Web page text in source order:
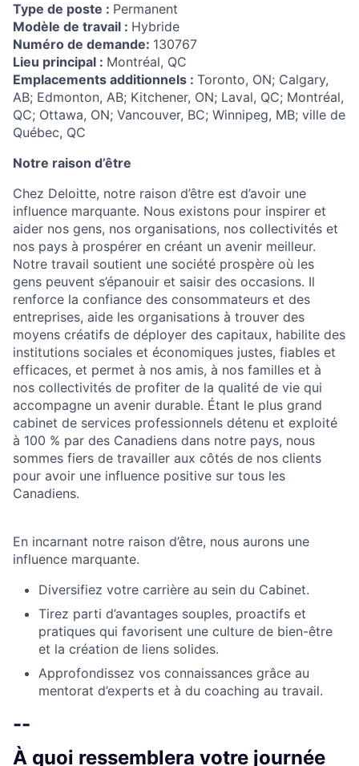
Type de poste : Permanent
Modèle de travail : Hybride
Numéro de demande: 130767
Lieu principal : Montréal, QC
Emplacements additionnels : Toronto, ON; Calgary,
AB; Edmonton, AB; Kitchener, ON; Laval, QC; Montréal,
QC; Ottawa, ON; Vancouver, BC; Winnipeg, MB; ville de
Québec, QC
Notre raison d’être
Chez Deloitte, notre raison d’être est d’avoir une
influence marquante. Nous existons pour inspirer et
aider nos gens, nos organisations, nos collectivités et
nos pays à prospérer en créant un avenir meilleur.
Notre travail soutient une société prospère où les
gens peuvent s’épanouir et saisir des occasions. Il
renforce la confiance des consommateurs et des
entreprises, aide les organisations à trouver des
moyens créatifs de déployer des capitaux, habilite des
institutions sociales et économiques justes, fiables et
efficaces, et permet à nos amis, à nos familles et à
nos collectivités de profiter de la qualité de vie qui
accompagne un avenir durable. Étant le plus grand
cabinet de services professionnels détenu et exploité
à 100 % par des Canadiens dans notre pays, nous
sommes fiers de travailler aux côtés de nos clients
pour avoir une influence positive sur tous les
Canadiens.
En incarnant notre raison d’être, nous aurons une
influence marquante.
Diversifiez votre carrière au sein du Cabinet.
Tirez parti d’avantages souples, proactifs et
pratiques qui favorisent une culture de bien-être
et la création de liens solides.
Approfondissez vos connaissances grâce au
mentorat d’experts et à du coaching au travail.
--
À quoi ressemblera votre journée